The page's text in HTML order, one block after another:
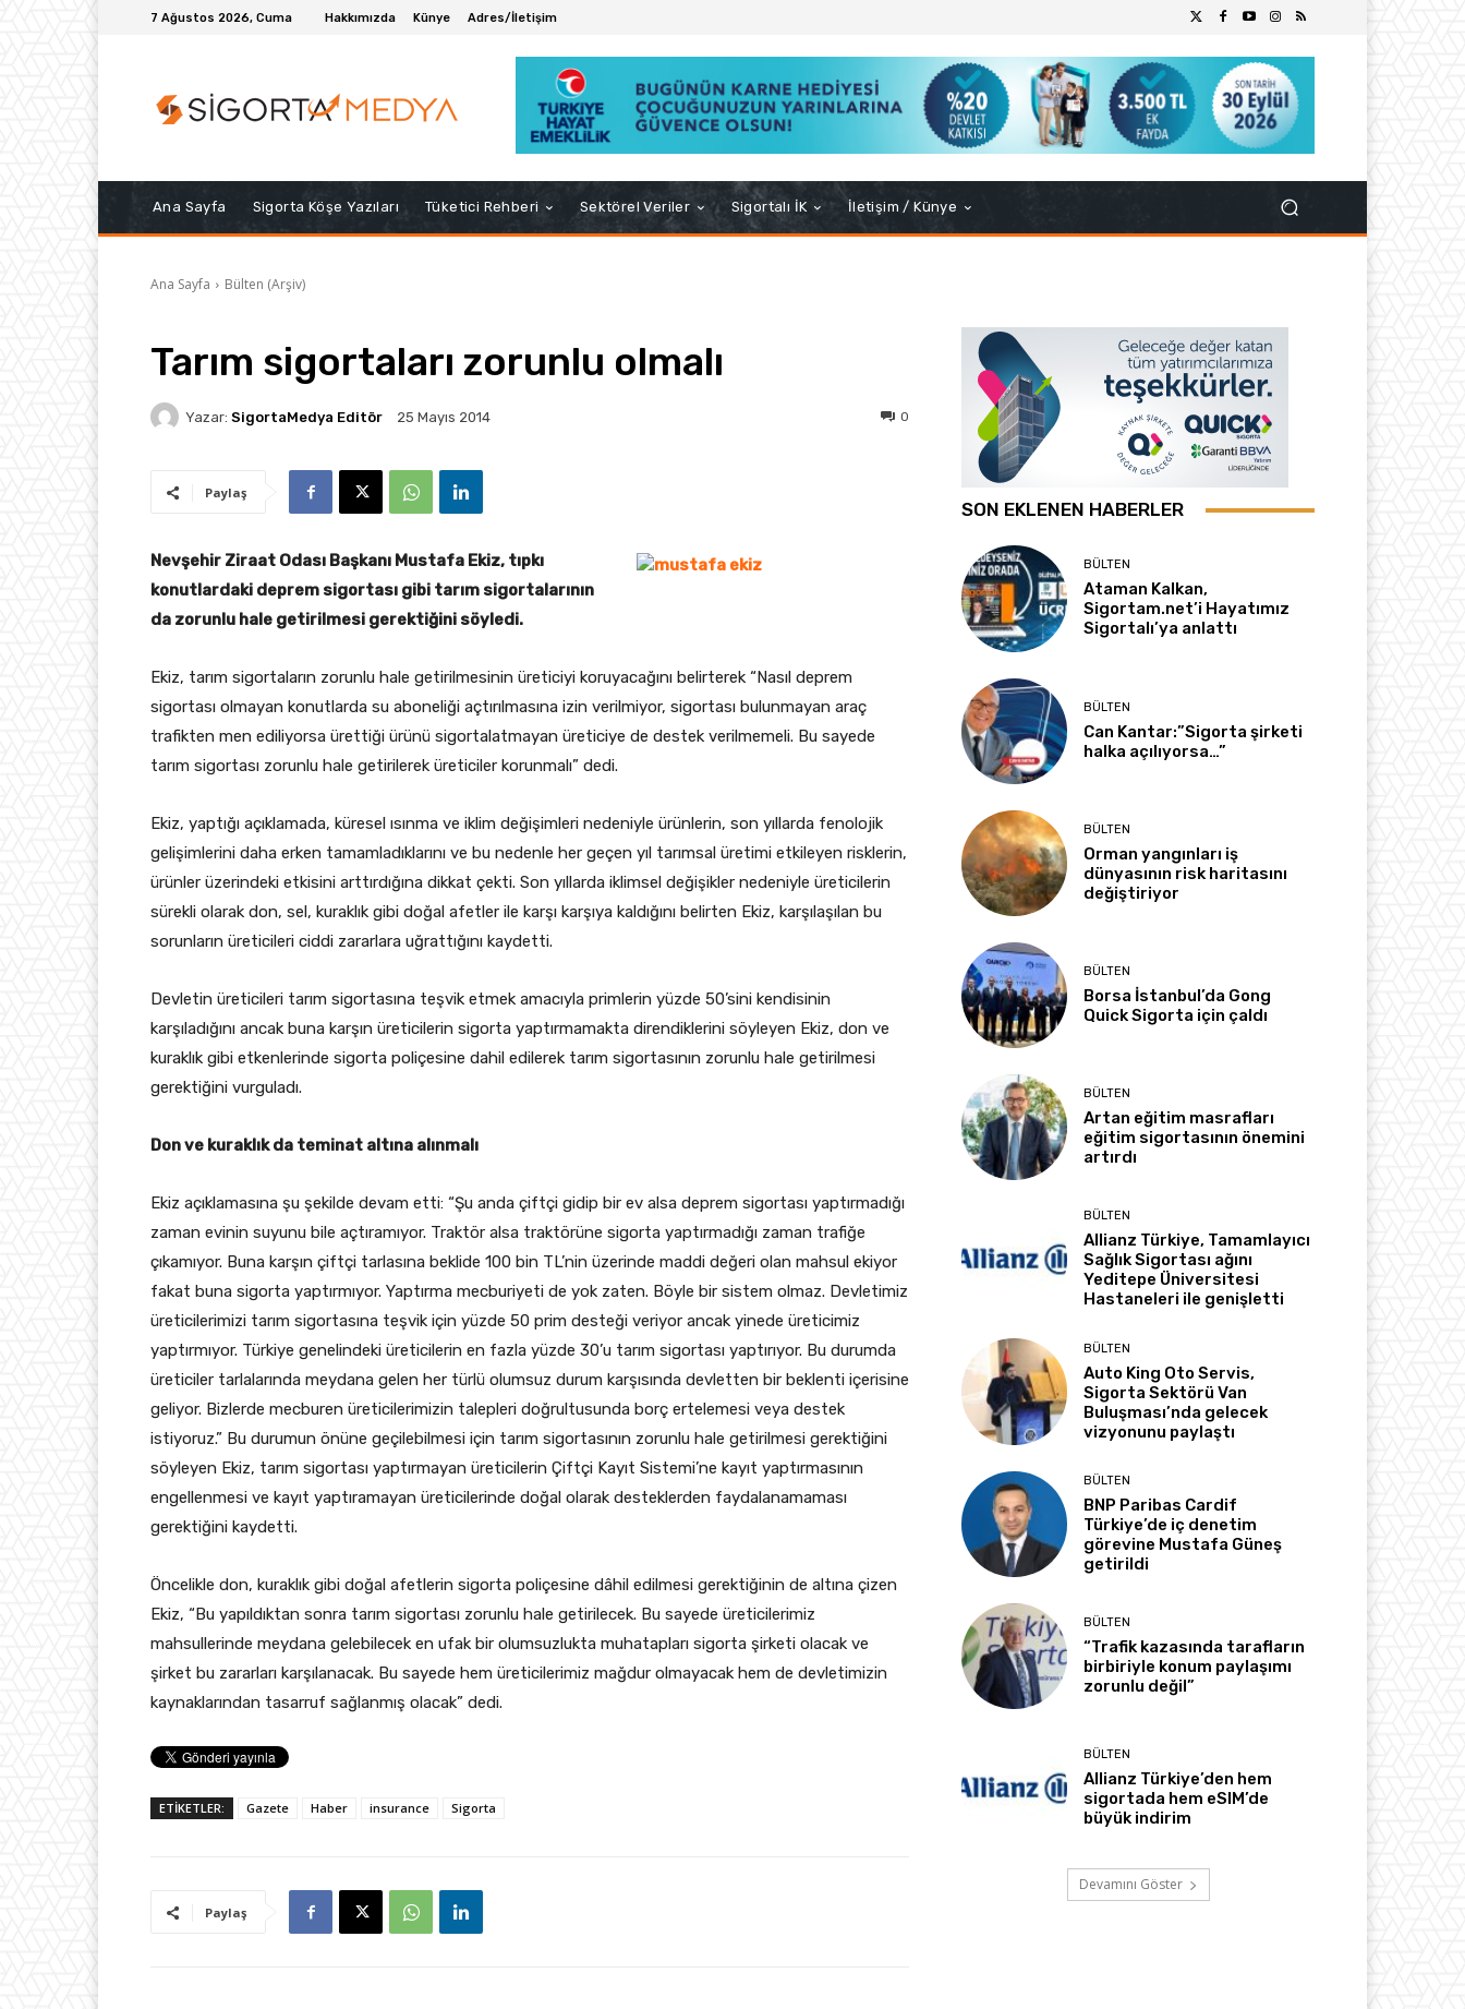
7 Ağustos 2026, Cuma Hakkımızda Künye Adres/İletişim
Ana Sayfa Sigorta Köşe Yazıları Tüketici Rehberi Sektörel Veriler Sigortalı İK İletişim / Künye
Ana Sayfa Bülten (Arşiv)
Tarım sigortaları zorunlu olmalı
Yazar: SigortaMedya Editör 25 Mayıs 2014 0
Paylaş
Nevşehir Ziraat Odası Başkanı Mustafa Ekiz, tıpkı
konutlardaki deprem sigortası gibi tarım sigortalarının
da zorunlu hale getirilmesi gerektiğini söyledi.
Ekiz, tarım sigortaların zorunlu hale getirilmesinin üreticiyi koruyacağını belirterek “Nasıl deprem
sigortası olmayan konutlarda su aboneliği açtırılmasına izin verilmiyor, sigortası bulunmayan araç
trafikten men ediliyorsa ürettiği ürünü sigortalatmayan üreticiye de destek verilmemeli. Bu sayede
tarım sigortası zorunlu hale getirilerek üreticiler korunmalı” dedi.
Ekiz, yaptığı açıklamada, küresel ısınma ve iklim değişimleri nedeniyle ürünlerin, son yıllarda fenolojik
gelişimlerini daha erken tamamladıklarını ve bu nedenle her geçen yıl tarımsal üretimi etkileyen risklerin,
ürünler üzerindeki etkisini arttırdığına dikkat çekti. Son yıllarda iklimsel değişikler nedeniyle üreticilerin
sürekli olarak don, sel, kuraklık gibi doğal afetler ile karşı karşıya kaldığını belirten Ekiz, karşılaşılan bu
sorunların üreticileri ciddi zararlara uğrattığını kaydetti.
Devletin üreticileri tarım sigortasına teşvik etmek amacıyla primlerin yüzde 50’sini kendisinin
karşıladığını ancak buna karşın üreticilerin sigorta yaptırmamakta direndiklerini söyleyen Ekiz, don ve
kuraklık gibi etkenlerinde sigorta poliçesine dahil edilerek tarım sigortasının zorunlu hale getirilmesi
gerektiğini vurguladı.
Don ve kuraklık da teminat altına alınmalı
Ekiz açıklamasına şu şekilde devam etti: “Şu anda çiftçi gidip bir ev alsa deprem sigortası yaptırmadığı
zaman evinin suyunu bile açtıramıyor. Traktör alsa traktörüne sigorta yaptırmadığı zaman trafiğe
çıkamıyor. Buna karşın çiftçi tarlasına beklide 100 bin TL’nin üzerinde maddi değeri olan mahsul ekiyor
fakat buna sigorta yaptırmıyor. Yaptırma mecburiyeti de yok zaten. Böyle bir sistem olmaz. Devletimiz
üreticilerimizi tarım sigortasına teşvik için yüzde 50 prim desteği veriyor ancak yinede üreticimiz
yaptırmıyor. Türkiye genelindeki üreticilerin en fazla yüzde 30’u tarım sigortası yaptırıyor. Bu durumda
üreticiler tarlalarında meydana gelen her türlü olumsuz durum karşısında devletten bir beklenti içerisine
geliyor. Bizlerde mecburen üreticilerimizin talepleri doğrultusunda borç ertelemesi veya destek
istiyoruz.” Bu durumun önüne geçilebilmesi için tarım sigortasının zorunlu hale getirilmesi gerektiğini
söyleyen Ekiz, tarım sigortası yaptırmayan üreticilerin Çiftçi Kayıt Sistemi’ne kayıt yaptırmasının
engellenmesi ve kayıt yaptıramayan üreticilerinde doğal olarak desteklerden faydalanamaması
gerektiğini kaydetti.
Öncelikle don, kuraklık gibi doğal afetlerin sigorta poliçesine dâhil edilmesi gerektiğinin de altına çizen
Ekiz, “Bu yapıldıktan sonra tarım sigortası zorunlu hale getirilecek. Bu sayede üreticilerimiz
mahsullerinde meydana gelebilecek en ufak bir olumsuzlukta muhatapları sigorta şirketi olacak ve
şirket bu zararları karşılanacak. Bu sayede hem üreticilerimiz mağdur olmayacak hem de devletimizin
kaynaklarından tasarruf sağlanmış olacak” dedi.
ETİKETLER: Gazete Haber insurance Sigorta
Paylaş
SON EKLENEN HABERLER
BÜLTEN
Ataman Kalkan,
Sigortam.net’i Hayatımız
Sigortalı’ya anlattı
BÜLTEN
Can Kantar:”Sigorta şirketi
halka açılıyorsa…”
BÜLTEN
Orman yangınları iş
dünyasının risk haritasını
değiştiriyor
BÜLTEN
Borsa İstanbul’da Gong
Quick Sigorta için çaldı
BÜLTEN
Artan eğitim masrafları
eğitim sigortasının önemini
artırdı
BÜLTEN
Allianz Türkiye, Tamamlayıcı
Sağlık Sigortası ağını
Yeditepe Üniversitesi
Hastaneleri ile genişletti
BÜLTEN
Auto King Oto Servis,
Sigorta Sektörü Van
Buluşması’nda gelecek
vizyonunu paylaştı
BÜLTEN
BNP Paribas Cardif
Türkiye’de iç denetim
görevine Mustafa Güneş
getirildi
BÜLTEN
“Trafik kazasında tarafların
birbiriyle konum paylaşımı
zorunlu değil”
BÜLTEN
Allianz Türkiye’den hem
sigortada hem eSIM’de
büyük indirim
Devamını Göster